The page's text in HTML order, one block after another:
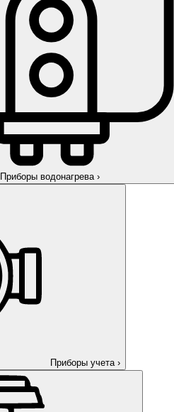
Приборы водонагрева ›
Приборы учета ›